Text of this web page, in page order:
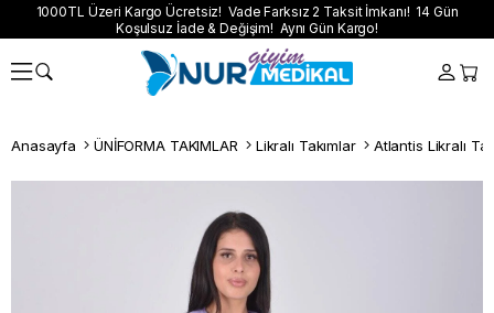
1000TL Üzeri Kargo Ücretsiz! Vade Farksız 2 Taksit İmkanı! 14 Gün
Koşulsuz İade & Değişim! Aynı Gün Kargo!
Anasayfa ÜNİFORMA TAKIMLAR Likralı Takımlar Atlantis Likralı